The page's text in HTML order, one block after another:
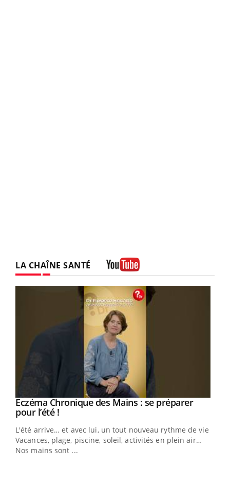
LA CHAÎNE SANTÉ
Youtube
Eczéma Chronique des Mains : se préparer
pour l’été !Youtube
L'été arrive… et avec lui, un tout nouveau rythme de vie !
Vacances, plage, piscine, soleil, activités en plein air…
Nos mains sont ...